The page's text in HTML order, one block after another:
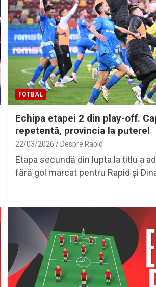
FOTBAL
Echipa etapei 2 din play-off.
repetentă, provincia la putere!
22/03/2026 Despre Rapid
Etapa secundă din lupta la titlu a
fără gol marcat pentru Rapid și